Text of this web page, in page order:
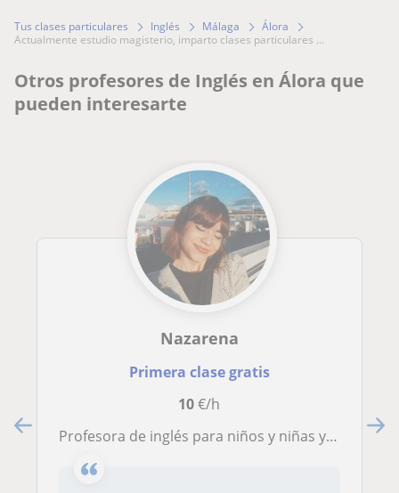
Tus clases particulares Inglés Málaga
Álora
actualmente estudio magisterio, imparto clases particulares ...
Otros profesores de Inglés en Álora que
pueden interesarte
Nazarena
Primera clase gratis
10€/h
Profesora de inglés para niños y niñas y/o estudiantes de ESO.